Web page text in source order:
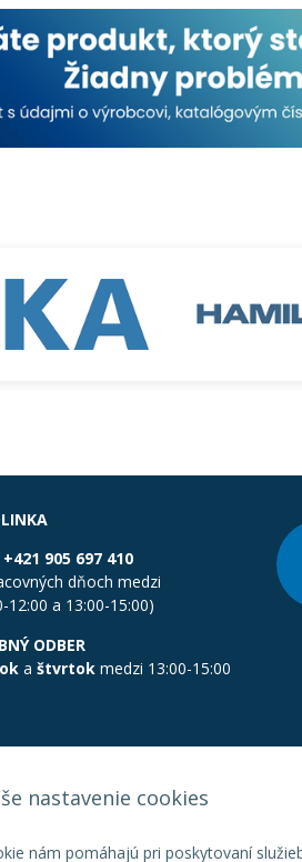
nastavenie cookies
nám pomáhajú pri poskytovaní
+421 905 697 410
dňoch medzi
12:00 a 13:00-15:00)
ODBER
a štvrtok medzi 13:00-15:00